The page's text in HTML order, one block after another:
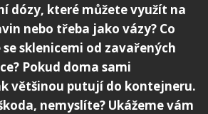
dózy, které můžete využít na
nebo třeba jako vázy? Co
sklenicemi od zavařených
Pokud doma sami
většinou putují do kontejneru.
nemyslíte? Ukážeme vám